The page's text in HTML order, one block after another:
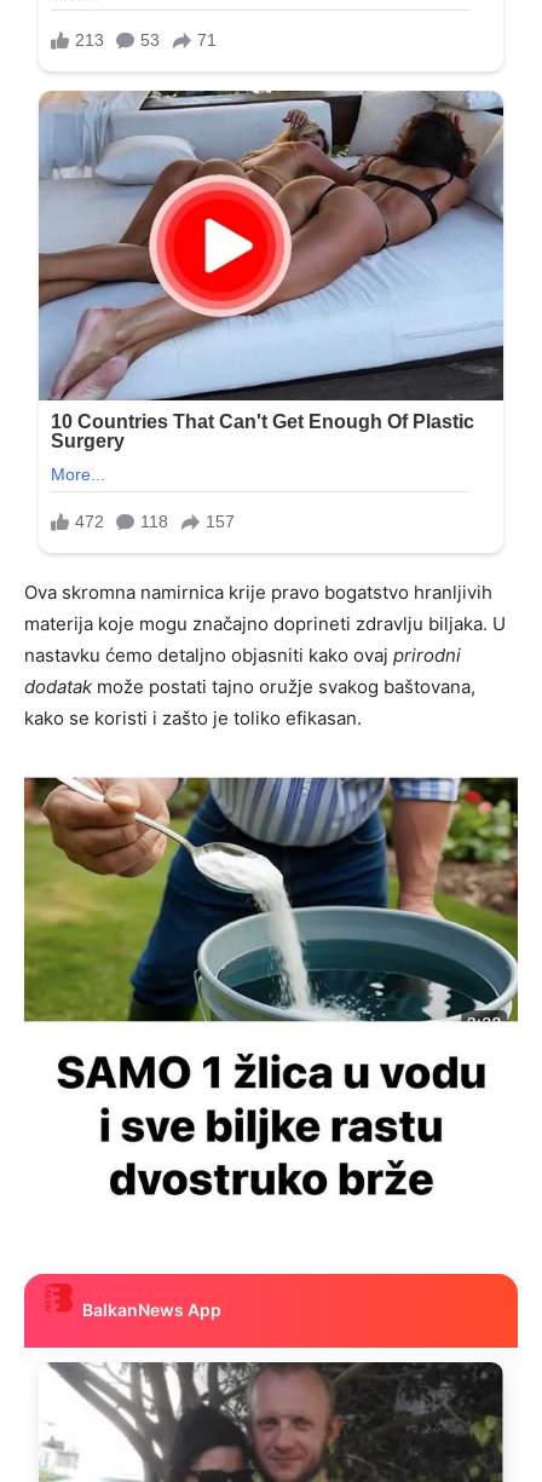
Ova skromna namirnica krije pravo bogatstvo hranljivih
materija koje mogu značajno doprineti zdravlju biljaka. U
nastavku ćemo detaljno objasniti kako ovaj prirodni
dodatak može postati tajno oružje svakog baštovana,
kako se koristi i zašto je toliko efikasan.
BalkanNews App